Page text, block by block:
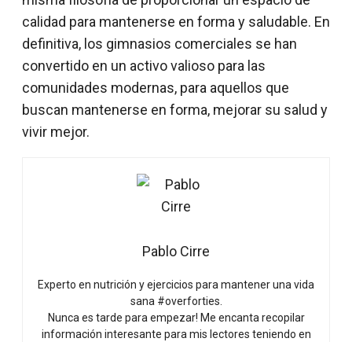
calidad para mantenerse en forma y saludable. En
definitiva, los gimnasios comerciales se han
convertido en un activo valioso para las
comunidades modernas, para aquellos que
buscan mantenerse en forma, mejorar su salud y
vivir mejor.
Pablo Cirre
Experto en nutrición y ejercicios para mantener una vida
sana #overforties.
Nunca es tarde para empezar! Me encanta recopilar
información interesante para mis lectores teniendo en